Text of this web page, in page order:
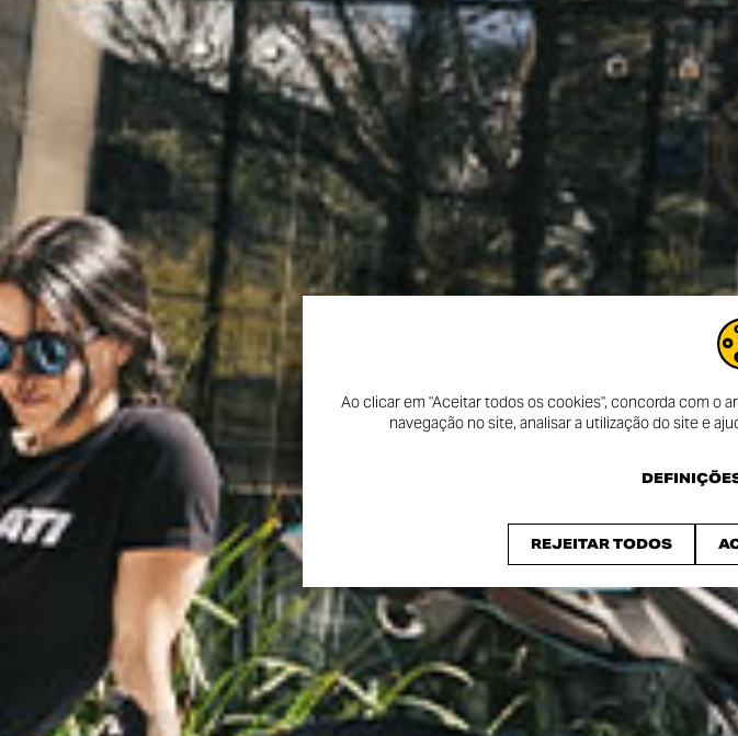
Ao clicar em "Aceitar todos os cookies", concorda com o
navegação no site, analisar a utilização do site e
REJEITAR TODOS